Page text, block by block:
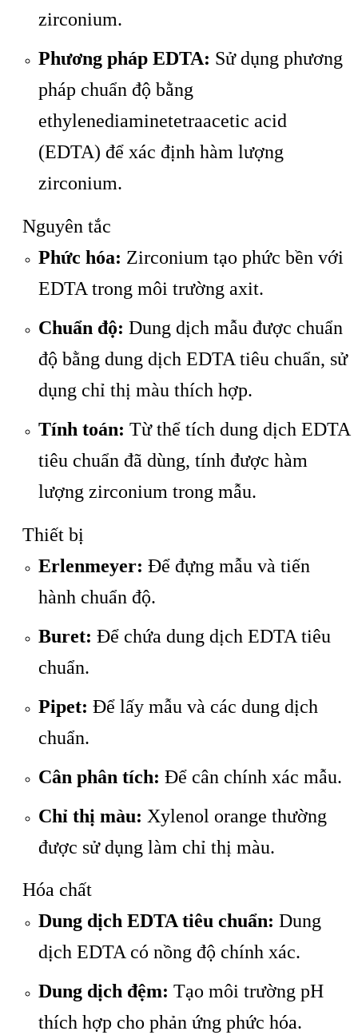
zirconium.
Phương pháp EDTA: Sử dụng phương
pháp chuẩn độ bằng
ethylenediaminetetraacetic acid
(EDTA) để xác định hàm lượng
zirconium.
Nguyên tắc
Phức hóa: Zirconium tạo phức bền với
EDTA trong môi trường axit.
Chuẩn độ: Dung dịch mẫu được chuẩn
độ bằng dung dịch EDTA tiêu chuẩn, sử
dụng chỉ thị màu thích hợp.
Tính toán: Từ thể tích dung dịch EDTA
tiêu chuẩn đã dùng, tính được hàm
lượng zirconium trong mẫu.
Thiết bị
Erlenmeyer: Để đựng mẫu và tiến
hành chuẩn độ.
Buret: Để chứa dung dịch EDTA tiêu
chuẩn.
Pipet: Để lấy mẫu và các dung dịch
chuẩn.
Cân phân tích: Để cân chính xác mẫu.
Chỉ thị màu: Xylenol orange thường
được sử dụng làm chỉ thị màu.
Hóa chất
Dung dịch EDTA tiêu chuẩn: Dung
dịch EDTA có nồng độ chính xác.
Dung dịch đệm: Tạo môi trường pH
thích hợp cho phản ứng phức hóa.